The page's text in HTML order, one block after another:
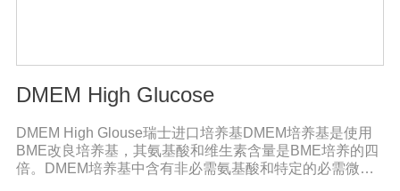
DMEM High Glucose
DMEM High Glouse瑞士进口培养基DMEM培养基是使用
BME改良培养基，其氨基酸和维生素含量是BME培养的四
倍。DMEM培养基中含有非必需氨基酸和特定的必需微量